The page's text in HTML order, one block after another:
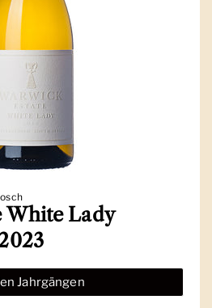
White Lady
Jahrgängen